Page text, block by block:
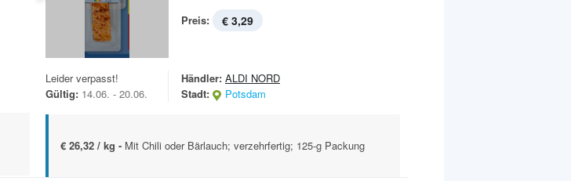
Preis: € 3,29
Leider verpasst!
Gültig: 14.06. - 20.06.
Händler: ALDI NORD
Stadt:
Potsdam
€ 26,32 / kg - Mit Chili oder Bärlauch; verzehrfertig; 125-g Packung